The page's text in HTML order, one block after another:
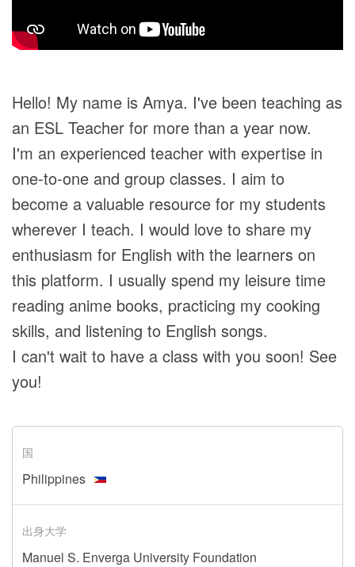
Hello! My name is Amya. I've been teaching as
an ESL Teacher for more than a year now.
I'm an experienced teacher with expertise in
one-to-one and group classes. I aim to
become a valuable resource for my students
wherever I teach. I would love to share my
enthusiasm for English with the learners on
this platform. I usually spend my leisure time
reading anime books, practicing my cooking
skills, and listening to English songs.
I can't wait to have a class with you soon! See
you!
国
Philippines
出身大学
Manuel S. Enverga University Foundation